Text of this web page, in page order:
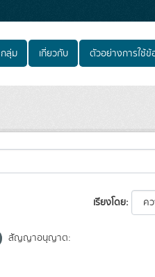
กลุ่ม เกี่ยวกับ ตัวอย่างการใช้ข้
เรียงโดย
สัญญาอนุญาต: